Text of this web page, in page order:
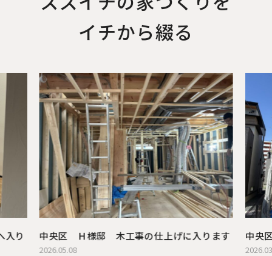
イチから綴る
り 中央区 Ｈ様邸 木工事の仕上げに入ります
2026.05.08
中央